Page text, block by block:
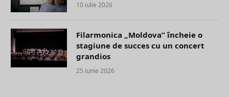
10 iulie 2026
Filarmonica „Moldova” încheie o
stagiune de succes cu un concert
grandios
25 iunie 2026